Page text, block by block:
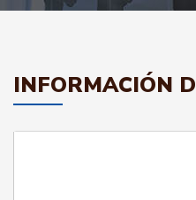
INFORMACIÓN